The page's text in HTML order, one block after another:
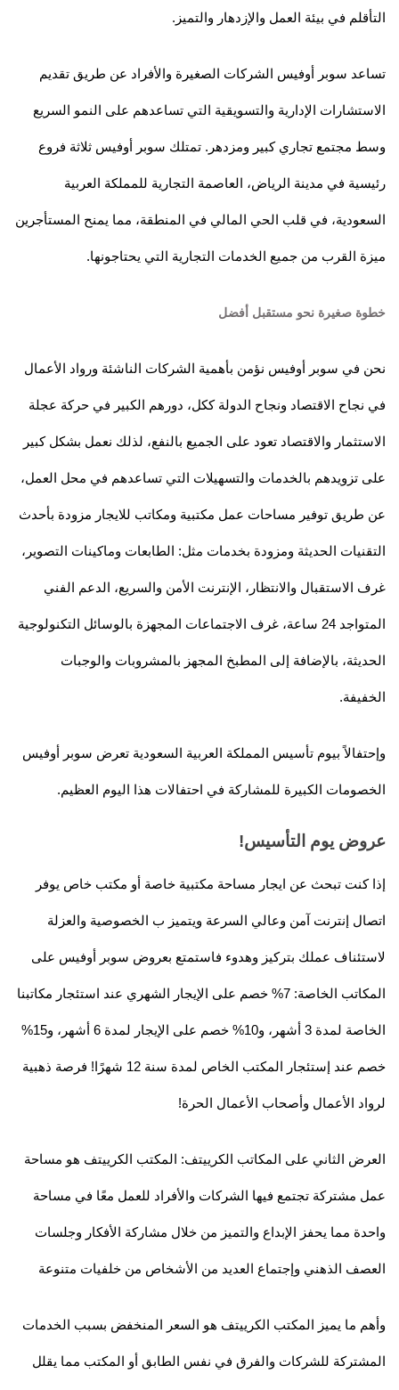
التأقلم في بيئة العمل والإزدهار والتميز.
تساعد سوبر أوفيس الشركات الصغيرة والأفراد عن طريق تقديم
الاستشارات الإدارية والتسويقية التي تساعدهم على النمو السريع
وسط مجتمع تجاري كبير ومزدهر. تمتلك سوبر أوفيس ثلاثة فروع
رئيسية في مدينة الرياض، العاصمة التجارية للمملكة العربية
السعودية، في قلب الحي المالي في المنطقة، مما يمنح المستأجرين
ميزة القرب من جميع الخدمات التجارية التي يحتاجونها.
خطوة صغيرة نحو مستقبل أفضل
نحن في سوبر أوفيس نؤمن بأهمية الشركات الناشئة ورواد الأعمال
في نجاح الاقتصاد ونجاح الدولة ككل، دورهم الكبير في حركة عجلة
الاستثمار والاقتصاد تعود على الجميع بالنفع، لذلك نعمل بشكل كبير
على تزويدهم بالخدمات والتسهيلات التي تساعدهم في محل العمل،
عن طريق توفير مساحات عمل مكتبية ومكاتب للايجار مزودة بأحدث
التقنيات الحديثة ومزودة بخدمات مثل: الطابعات وماكينات التصوير،
غرف الاستقبال والانتظار، الإنترنت الأمن والسريع، الدعم الفني
المتواجد 24 ساعة، غرف الاجتماعات المجهزة بالوسائل التكنولوجية
الحديثة، بالإضافة إلى المطبخ المجهز بالمشروبات والوجبات
الخفيفة.
وإحتفالاً بيوم تأسيس المملكة العربية السعودية تعرض سوبر أوفيس
الخصومات الكبيرة للمشاركة في احتفالات هذا اليوم العظيم.
عروض يوم التأسيس!
إذا كنت تبحث عن ايجار مساحة مكتبية خاصة أو مكتب خاص يوفر
اتصال إنترنت آمن وعالي السرعة ويتميز ب الخصوصية والعزلة
لاستئناف عملك بتركيز وهدوء فاستمتع بعروض سوبر أوفيس على
المكاتب الخاصة: 7% خصم على الإيجار الشهري عند استئجار مكاتبنا
الخاصة لمدة 3 أشهر، و10% خصم على الإيجار لمدة 6 أشهر، و15%
خصم عند إستئجار المكتب الخاص لمدة سنة 12 شهرًا! فرصة ذهبية
لرواد الأعمال وأصحاب الأعمال الحرة!
العرض الثاني على المكاتب الكرييتف: المكتب الكرييتف هو مساحة
عمل مشتركة تجتمع فيها الشركات والأفراد للعمل معًا في مساحة
واحدة مما يحفز الإبداع والتميز من خلال مشاركة الأفكار وجلسات
العصف الذهني وإجتماع العديد من الأشخاص من خلفيات متنوعة
وأهم ما يميز المكتب الكرييتف هو السعر المنخفض بسبب الخدمات
المشتركة للشركات والفرق في نفس الطابق أو المكتب مما يقلل